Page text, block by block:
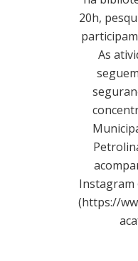
20h,
As
Instagram
(https://